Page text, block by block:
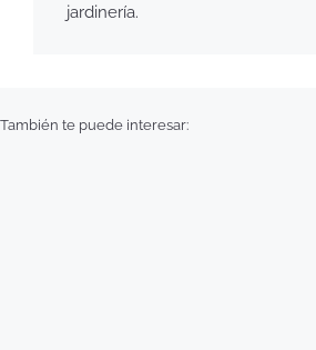
jardinería.
También te puede interesar: